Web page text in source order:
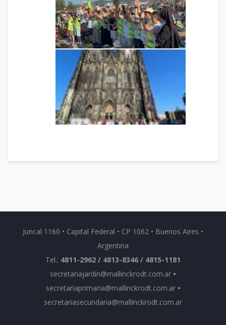
Juncal 1160 • Capital Federal • CP 1062 • Buenos Aires •
Argentina
Tel.: 4811-2962 / 4813-8346 / 4815-1181
secretariajardin@mallinckrodt.com.ar •
secretariaprimaria@mallinckrodt.com.ar •
secretariasecundaria@mallinckrodt.com.ar